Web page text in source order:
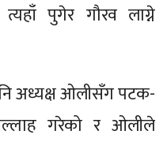
त्यहाँ पुगेर गौरव लाग्ने
अध्यक्ष ओलीसँग पटक-
गरेको र ओलीले